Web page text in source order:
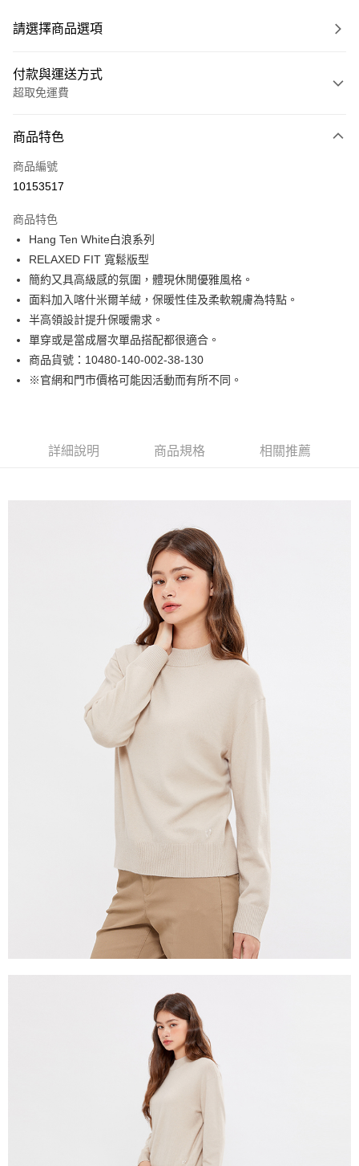
請選擇商品選項
付款與運送方式
超取免運費
信用卡一次付款
LINE Pay
街口支付
悠遊付
Google Pay
貨到付款
運送方式
付款後7-11取貨
每筆NT$130，滿NT$1,000(含以上)免運費
商品特色
商品編號
10153517
商品特色
Hang Ten White白浪系列
RELAXED FIT 寬鬆版型
簡約又具高級感的氛圍，體現休閒優雅風格。
面料加入喀什米爾羊絨，保暖性佳及柔軟親膚為特點。
半高領設計提升保暖需求。
單穿或是當成層次單品搭配都很適合。
商品貨號：10480-140-002-38-130
※官網和門市價格可能因活動而有所不同。
詳細說明 商品規格 相關推薦